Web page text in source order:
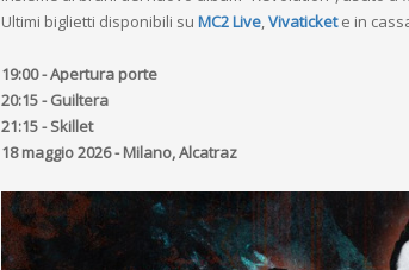
Ultimi biglietti disponibili su MC2 Live,Vivatickete in
19:00 - Apertura porte
20:15 - Guiltera
21:15 - Skillet
18 maggio 2026 - Milano, Alcatraz